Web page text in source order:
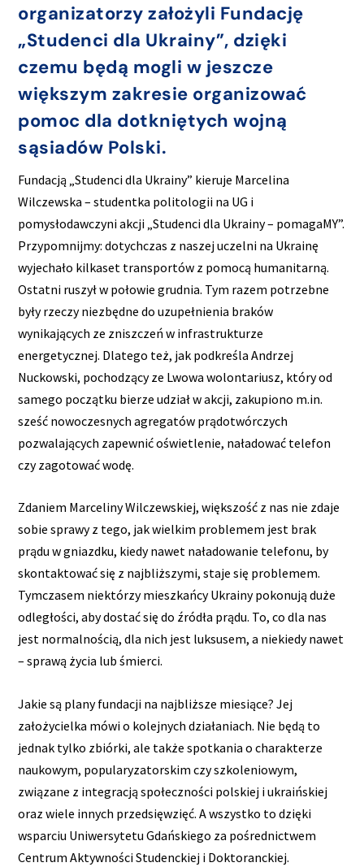
organizatorzy założyli Fundację
„Studenci dla Ukrainy”, dzięki
czemu będą mogli w jeszcze
większym zakresie organizować
pomoc dla dotkniętych wojną
sąsiadów Polski.
Fundacją „Studenci dla Ukrainy” kieruje Marcelina
Wilczewska – studentka politologii na UG i
pomysłodawczyni akcji „Studenci dla Ukrainy – pomagaMY”.
Przypomnijmy: dotychczas z naszej uczelni na Ukrainę
wyjechało kilkaset transportów z pomocą humanitarną.
Ostatni ruszył w połowie grudnia. Tym razem potrzebne
były rzeczy niezbędne do uzupełnienia braków
wynikających ze zniszczeń w infrastrukturze
energetycznej. Dlatego też, jak podkreśla Andrzej
Nuckowski, pochodzący ze Lwowa wolontariusz, który od
samego początku bierze udział w akcji, zakupiono m.in.
sześć nowoczesnych agregatów prądotwórczych
pozwalających zapewnić oświetlenie, naładować telefon
czy zagotować wodę.
Zdaniem Marceliny Wilczewskiej, większość z nas nie zdaje
sobie sprawy z tego, jak wielkim problemem jest brak
prądu w gniazdku, kiedy nawet naładowanie telefonu, by
skontaktować się z najbliższymi, staje się problemem.
Tymczasem niektórzy mieszkańcy Ukrainy pokonują duże
odległości, aby dostać się do źródła prądu. To, co dla nas
jest normalnością, dla nich jest luksusem, a niekiedy nawet
– sprawą życia lub śmierci.
Jakie są plany fundacji na najbliższe miesiące? Jej
założycielka mówi o kolejnych działaniach. Nie będą to
jednak tylko zbiórki, ale także spotkania o charakterze
naukowym, popularyzatorskim czy szkoleniowym,
związane z integracją społeczności polskiej i ukraińskiej
oraz wiele innych przedsięwzięć. A wszystko to dzięki
wsparciu Uniwersytetu Gdańskiego za pośrednictwem
Centrum Aktywności Studenckiej i Doktoranckiej.